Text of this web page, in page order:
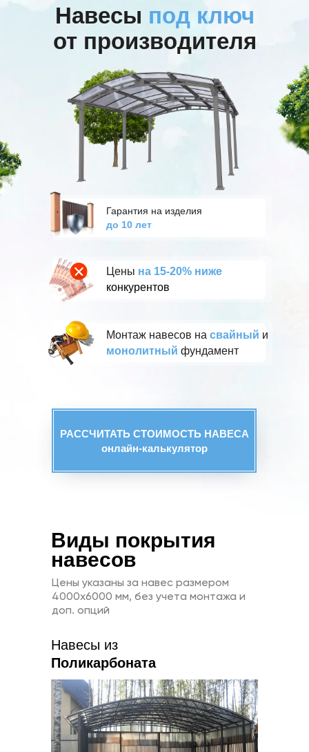
Гарантия на изделия
до 10 лет
Цены на 15-20% ниже
конкурентов
Монтаж навесов на свайный и
монолитный фундамент
Навесы под ключ
от производителя
РАССЧИТАТЬ СТОИМОСТЬ НАВЕСА
онлайн-калькулятор
Виды покрытия
навесов
Цены указаны за навес размером
4000х6000 мм, без учета монтажа и
доп. опций
Навесы из
Поликарбоната